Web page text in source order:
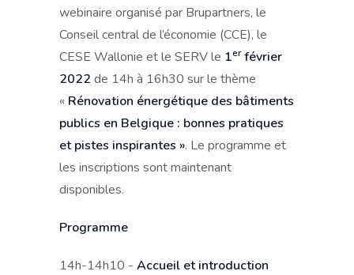
webinaire organisé par Brupartners, le
Conseil central de l’économie (CCE), le
CESE Wallonie et le SERV le 1erfévrier
2022 de 14h à 16h30 sur le thème
« Rénovation énergétique des bâtiments
publics en Belgique : bonnes pratiques
et pistes inspirantes ». Le programme et
les inscriptions sont maintenant
disponibles.
Programme
14h-14h10 - Accueil et introduction